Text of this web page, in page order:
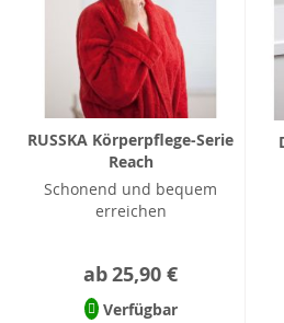
RUSSKA Körperpflege-Serie
Reach
Schonend und bequem
erreichen
ab25,90 €
Verfügbar